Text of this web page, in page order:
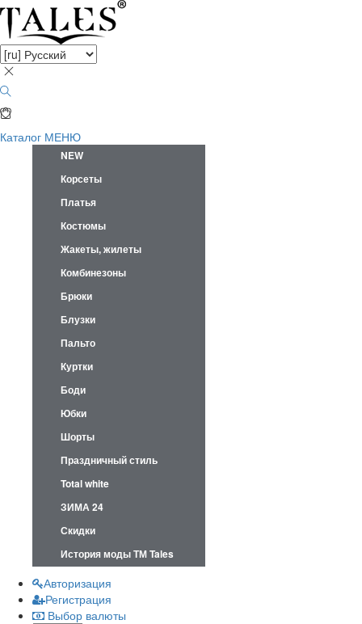
Каталог МЕНЮ
NEW
Корсеты
Платья
Костюмы
Жакеты, жилеты
Комбинезоны
Брюки
Блузки
Пальто
Куртки
Боди
Юбки
Шорты
Праздничный стиль
Total white
ЗИМА 24
Скидки
История моды ТМ Tales
Авторизация
Регистрация
Выбор валюты